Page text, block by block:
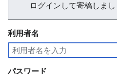
ログインして寄稿しまし
利用者名
パスワード